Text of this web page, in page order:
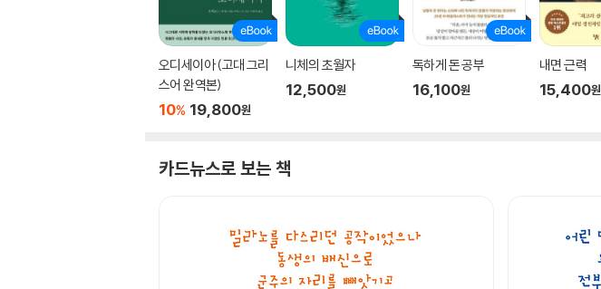
오디세이아 (고대 그리
스어 완역본)
10% 19,800원
니체의 초월자
12,500원
독하게 돈 공부
16,100원
내면 근력
15,400원
카드뉴스로 보는 책